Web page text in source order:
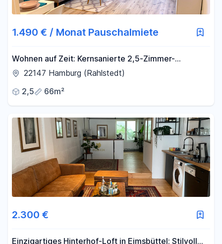
1.490 € / Monat Pauschalmiete
Wohnen auf Zeit: Kernsanierte 2,5-Zimmer-
Wohnung mit Südwest-Balkon in Rahlstedt
22147 Hamburg (Rahlstedt)
2,5
66m²
2.300 €
Einzigartiges Hinterhof-Loft in Eimsbüttel: Stilvoll